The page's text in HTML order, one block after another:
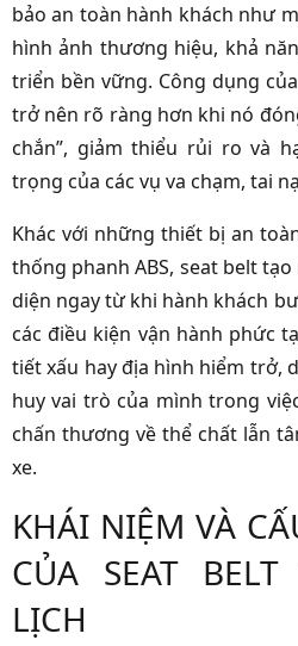
bảo an toàn hành khách như
hình ảnh thương hiệu, khả
triển bền vững. Công dụng
trở nên rõ ràng hơn khi nó
chắn”, giảm thiểu rủi ro và
trọng của các vụ va chạm, tai
Khác với những thiết bị an
thống phanh ABS, seat belt
diện ngay từ khi hành khách
các điều kiện vận hành phức
tiết xấu hay địa hình hiểm trở,
huy vai trò của mình trong
chấn thương về thể chất lẫn
xe.
KHÁI NIỆM VÀ
CỦA SEAT
LỊCH